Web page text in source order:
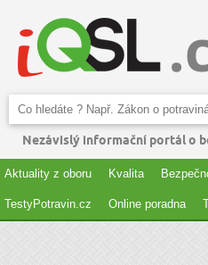
Nezávislý informační portál o
Aktuality z oboru Kvalita
TestyPotravin.cz Online poradna